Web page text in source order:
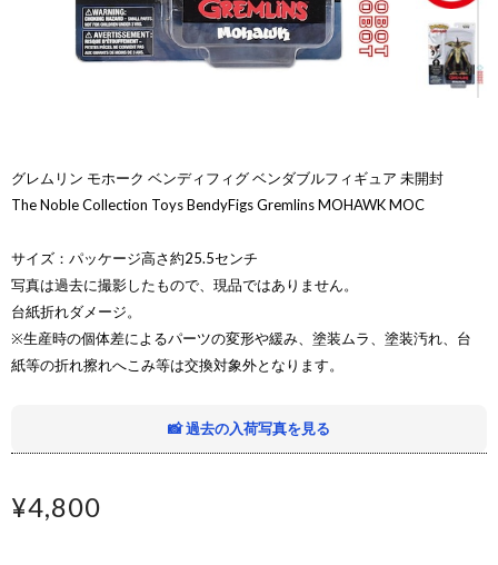
グレムリン モホーク ベンディフィグ ベンダブルフィギュア 未開封
The Noble Collection Toys BendyFigs Gremlins MOHAWK MOC
サイズ：パッケージ高さ約25.5センチ
写真は過去に撮影したもので、現品ではありません。
台紙折れダメージ。
※生産時の個体差によるパーツの変形や緩み、塗装ムラ、塗装汚れ、台
紙等の折れ擦れへこみ等は交換対象外となります。
📸 過去の入荷写真を見る
¥4,800